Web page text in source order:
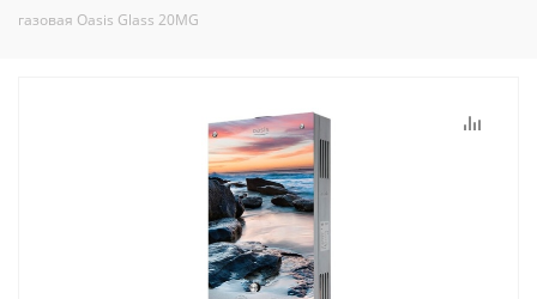
газовая Oasis Glass 20MG